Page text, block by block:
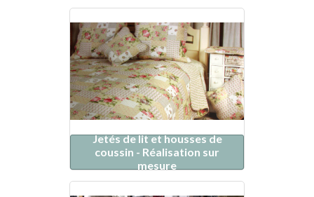
Jetés de lit et housses de
coussin - Réalisation sur
mesure